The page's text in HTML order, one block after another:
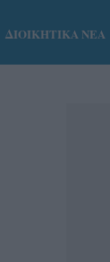
ΔΙΟΙΚΗΤΙΚΑ ΝΕΑ